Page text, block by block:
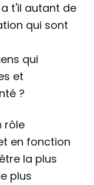
t'il autant de
qui sont
qui
et
?
rôle
en fonction
la plus
plus